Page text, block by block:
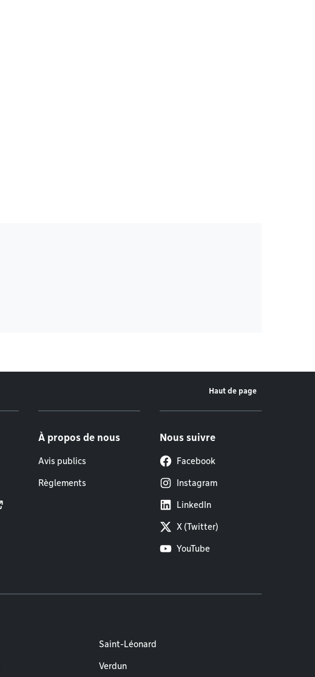
Haut de page
À propos de nous
Avis publics
Règlements
Nous suivre
Facebook
Instagram
LinkedIn
X (Twitter)
YouTube
Saint-Léonard
Verdun